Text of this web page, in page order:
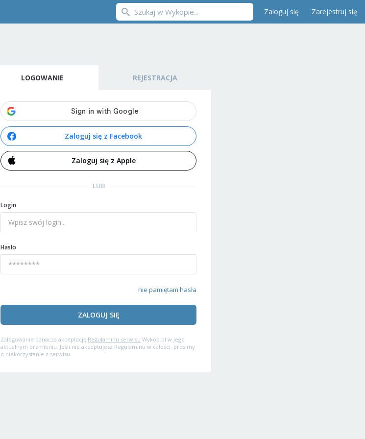
Zaloguj się Zarejestruj się
LOGOWANIE REJESTRACJA
Zaloguj się z Facebook
Zaloguj się z Apple
LUB
Login
Hasło
nie pamiętam hasła
ZALOGUJ SIĘ
Zalogowanie oznacza akceptację Regulaminu serwisu Wykop.pl w jego
aktualnym brzmieniu. Jeśli nie akceptujesz Regulaminu w całości, prosimy
o niekorzystanie z serwisu.